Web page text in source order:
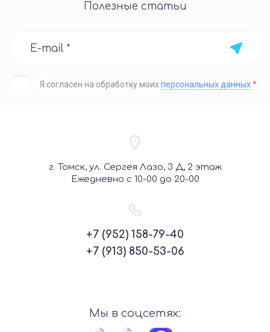
Полезные статьи
Я согласен на обработку моихперсональных данных*
г. Томск, ул. Сергея Лазо, 3 Д, 2 этаж
Ежедневно с 10-00 до 20-00
+7 (952) 158-79-40
+7 (913) 850-53-06
Мы в соцсетях: